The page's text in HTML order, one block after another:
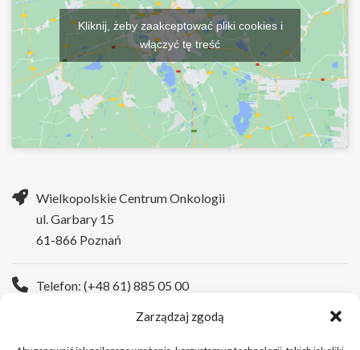
Zarządzaj zgodą
Kliknij, żeby zaakceptować pliki cookies i
włączyć tę treść
Wielkopolskie Centrum Onkologii
ul. Garbary 15
61-866 Poznań
Telefon: (+48 61) 885 05 00